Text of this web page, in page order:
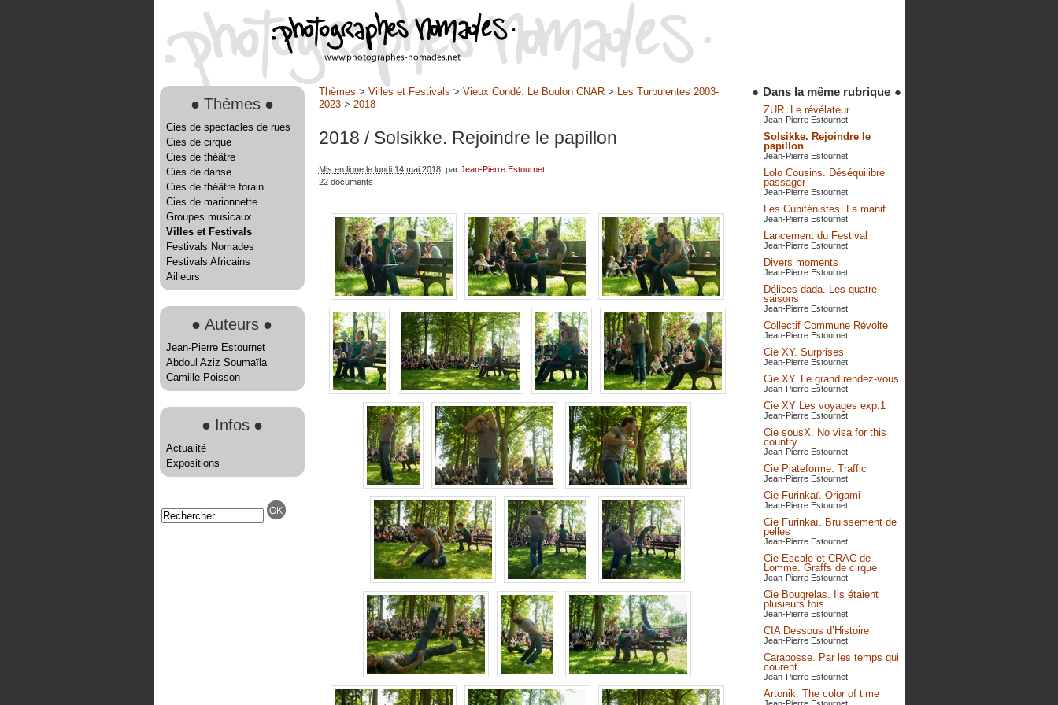
● Thèmes ●
Cies de spectacles de rues
Cies de cirque
Cies de théâtre
Cies de danse
Cies de théâtre forain
Cies de marionnette
Groupes musicaux
Villes et Festivals
Festivals Nomades
Festivals Africains
Ailleurs
● Auteurs ●
Jean-Pierre Estournet
Abdoul Aziz Soumaïla
Camille Poisson
● Infos ●
Actualité
Expositions
Thèmes > Villes et Festivals > Vieux Condé. Le Boulon CNAR> Les Turbulentes 2003-
2023> 2018
2018 / Solsikke. Rejoindre le papillon
Mis en ligne le lundi 14 mai 2018, par Jean-Pierre Estournet
22 documents
● Dans la même rubrique ●
ZUR. Le révélateur
Jean-Pierre Estournet
Solsikke. Rejoindre le
papillon
Jean-Pierre Estournet
Lolo Cousins. Déséquilibre
passager
Jean-Pierre Estournet
Les Cubiténistes. La manif
Jean-Pierre Estournet
Lancement du Festival
Jean-Pierre Estournet
Divers moments
Jean-Pierre Estournet
Délices dada. Les quatre
saisons
Jean-Pierre Estournet
Collectif Commune Révolte
Jean-Pierre Estournet
Cie XY. Surprises
Jean-Pierre Estournet
Cie XY. Le grand rendez-vous
Jean-Pierre Estournet
Cie XY Les voyages exp.1
Jean-Pierre Estournet
Cie sousX. No visa for this
country
Jean-Pierre Estournet
Cie Plateforme. Traffic
Jean-Pierre Estournet
Cie Furinkaï. Origami
Jean-Pierre Estournet
Cie Furinkaï. Bruissement de
pelles
Jean-Pierre Estournet
Cie Escale et CRAC de
Lomme. Graffs de cirque
Jean-Pierre Estournet
Cie Bougrelas. Ils étaient
plusieurs fois
Jean-Pierre Estournet
CIA Dessous d’Histoire
Jean-Pierre Estournet
Carabosse. Par les temps qui
courent
Jean-Pierre Estournet
Artonik. The color of time